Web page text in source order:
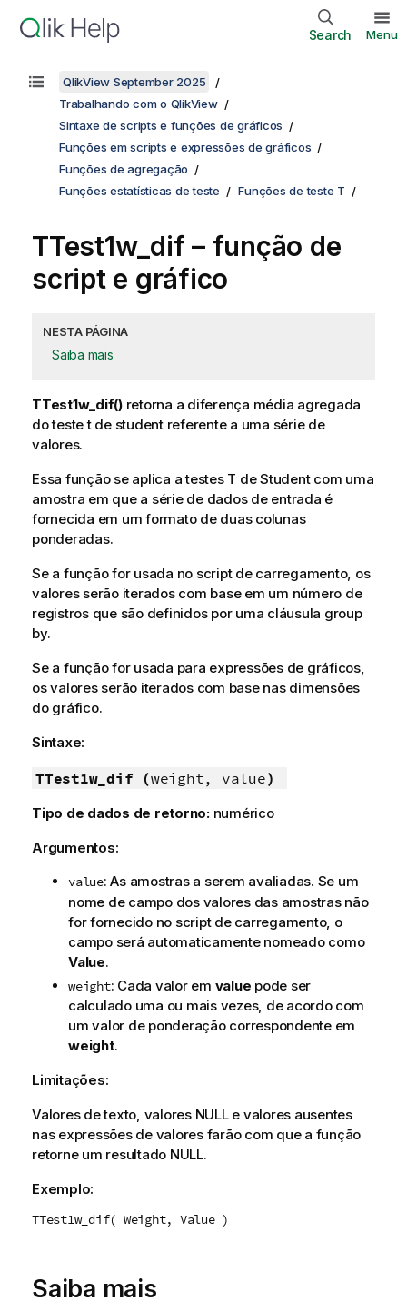
Search Menu
QlikView September 2025
Trabalhando com o QlikView
Sintaxe de scripts e funções de gráficos
Funções em scripts e expressões de gráficos
Funções de agregação
Funções estatísticas de teste
Funções de teste T
TTest1w_dif – função de
script e gráfico
NESTA PÁGINA
Saiba mais
TTest1w_dif()retorna a diferença média agregada
do teste t de student referente a uma série de
valores.
Essa função se aplica a testes T de Student com uma
amostra em que a série de dados de entrada é
fornecida em um formato de duas colunas
ponderadas.
Se a função for usada no script de carregamento, os
valores serão iterados com base em um número de
registros que são definidos por uma cláusula group
by.
Se a função for usada para expressões de gráficos,
os valores serão iterados com base nas dimensões
do gráfico.
Sintaxe:
TTest1w_dif (weight, value)
Tipo de dados de retorno: numérico
Argumentos:
value: As amostras a serem avaliadas. Se um
nome de campo dos valores das amostras não
for fornecido no script de carregamento, o
campo será automaticamente nomeado como
Value.
weight: Cada valor em value pode ser
calculado uma ou mais vezes, de acordo com
um valor de ponderação correspondente em
weight.
Limitações:
Valores de texto, valores NULLe valores ausentes
nas expressões de valores farão com que a função
retorne um resultado NULL.
Exemplo:
TTest1w_dif( Weight, Value )
Saiba mais